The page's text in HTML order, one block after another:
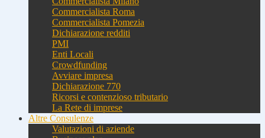
Commercialista Roma
Commercialista Pomezia
Dichiarazione redditi
PMI
Enti Locali
Crowdfunding
Avviare impresa
Dichiarazione 770
Ricorsi e contenzioso tributario
La Rete di imprese
Altre Consulenze
Valutazioni di aziende